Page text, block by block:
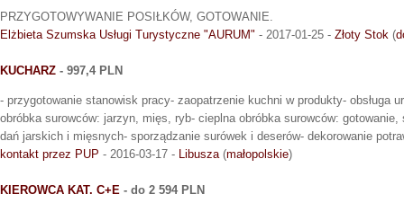
PRZYGOTOWYWANIE POSIŁKÓW, GOTOWANIE.
Elżbieta Szumska Usługi Turystyczne "AURUM" - 2017-01-25 - Złoty Stok (
KUCHARZ - 997,4 PLN
- przygotowanie stanowisk pracy- zaopatrzenie kuchni w produkty- obsługa
obróbka surowców: jarzyn, mięs, ryb- cieplna obróbka surowców:
dań jarskich i mięsnych- sporządzanie surówek i deserów- dekorowanie
kontakt przez PUP - 2016-03-17 - Libusza (małopolskie)
KIEROWCA KAT. C+E - do 2 594 PLN